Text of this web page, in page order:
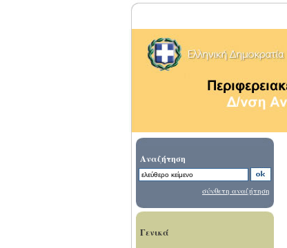
Αναζήτηση
σύνθετη αναζήτηση
Γενικά